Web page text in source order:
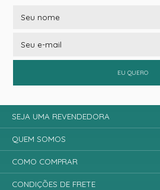
EU QUERO
SEJA UMA REVENDEDORA
QUEM SOMOS
COMO COMPRAR
CONDIÇÕES DE FRETE